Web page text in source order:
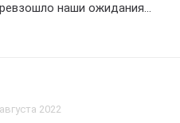
наши ожидания
2022